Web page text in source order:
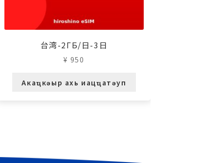
台湾-2ГБ/日-3日
¥ 950
Акаҵкәыр ахь иацҵатәуп